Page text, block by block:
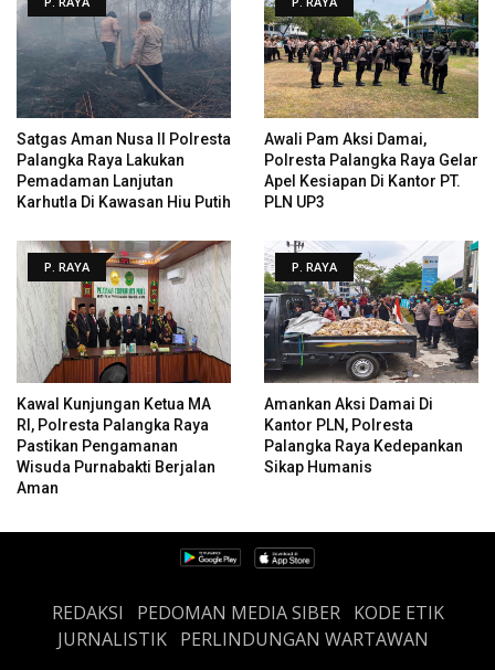
Satgas Aman Nusa II Polresta
Palangka Raya Lakukan
Pemadaman Lanjutan
Karhutla Di Kawasan Hiu Putih
Awali Pam Aksi Damai,
Polresta Palangka Raya Gelar
Apel Kesiapan Di Kantor PT.
PLN UP3
P. RAYA
Kawal Kunjungan Ketua MA
RI, Polresta Palangka Raya
Pastikan Pengamanan
Wisuda Purnabakti Berjalan
Aman
P. RAYA
Amankan Aksi Damai Di
Kantor PLN, Polresta
Palangka Raya Kedepankan
Sikap Humanis
REDAKSI PEDOMAN MEDIA SIBER
KODE ETIK
JURNALISTIK PERLINDUNGAN WARTAWAN